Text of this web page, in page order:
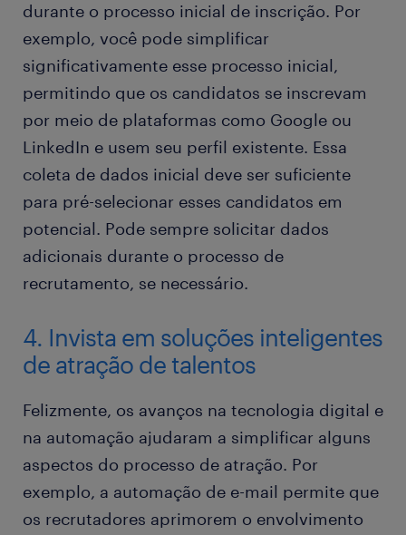
durante o processo inicial de inscrição. Por
exemplo, você pode simplificar
significativamente esse processo inicial,
permitindo que os candidatos se inscrevam
por meio de plataformas como Google ou
LinkedIn e usem seu perfil existente. Essa
coleta de dados inicial deve ser suficiente
para pré-selecionar esses candidatos em
potencial. Pode sempre solicitar dados
adicionais durante o processo de
recrutamento, se necessário.
4. Invista em soluções inteligentes
de atração de talentos
Felizmente, os avanços na tecnologia digital e
na automação ajudaram a simplificar alguns
aspectos do processo de atração. Por
exemplo, a automação de e-mail permite que
os recrutadores aprimorem o envolvimento